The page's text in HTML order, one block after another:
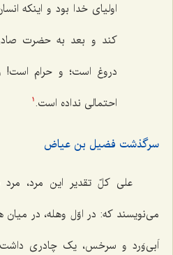
اولیای خدا بود و اینکه
کند و بعد به حضرت
دروغ است؛ و حرام است!
احتمالی نداده است. 1
سرگذشت فضیل بن عیاض
علی کلّ تقدیر این مرد، مرد
می‌نویسند که: در اوّل وهله، در
اَبی‌وَرد و سرخس، یک چادری